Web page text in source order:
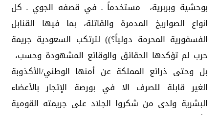
بوحشية وبربرية، مستخدماً ـ في قصفه الجوي ـ كل
انواع الصواريخ المدمرة والقاتلة، بما فيها القنابل
الفسفورية المحرمة دولياً؟)) لترتكب السعودية جريمة
حرب لم تؤكدها الحقائق والوقائع المشهودة وحسب،
بل وحتى ذرائع المملكة عن أمنها الوطني/الأكذوبة
الغير قابلة للصرف الا في بورصة الإتجار بالأعضاء
البشرية ولدى من شكروا الجلاد على جريمته القومية